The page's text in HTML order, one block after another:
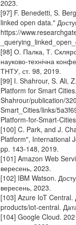
2023.
[97] F. Benedetti, S.
linked open data."
https://
[98] О. Палка, Т.
науково-технічна
ТНТУ, ст. 98, 2019.
[99] I. Shahrour, S. Ali,
Platform for Smart
Shahrour/publication/
Smart_Cities/links/
Platform-for-Smart-
[100] C. Park, and J.
Platform", International
pp. 143-148, 2019.
[101] Amazon Web
вересень, 2023.
[102] IBM Watson.
вересень, 2023.
[103] Azure IoT
products/iot-central.
[104] Google Cloud.